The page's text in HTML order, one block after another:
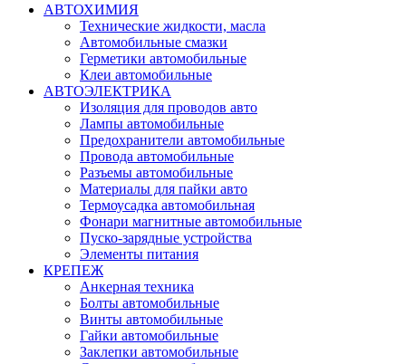
АВТОХИМИЯ
Технические жидкости, масла
Автомобильные смазки
Герметики автомобильные
Клеи автомобильные
АВТОЭЛЕКТРИКА
Изоляция для проводов авто
Лампы автомобильные
Предохранители автомобильные
Провода автомобильные
Разъемы автомобильные
Материалы для пайки авто
Термоусадка автомобильная
Фонари магнитные автомобильные
Пуско-зарядные устройства
Элементы питания
КРЕПЕЖ
Анкерная техника
Болты автомобильные
Винты автомобильные
Гайки автомобильные
Заклепки автомобильные